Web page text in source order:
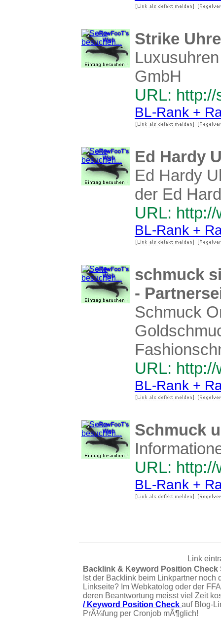
Strike
GmbH
URL:
BL-Rank +
Ed Hardy
Ed Hardy
der Ed
URL:
BL-Rank +
schmuck
-
Schmuck
URL:
BL-Rank +
Schmuck
URL:
BL-Rank +
Link
Backlink & Keyword Position
Ist der Backlink beim Linkpartner noch
Linkseite? Im Webkatolog oder der
deren Beantwortung meisst viel Zeit
/ Keyword Position Check auf Blog-
PrÃ¼fung per Cronjob mÃ¶glich!